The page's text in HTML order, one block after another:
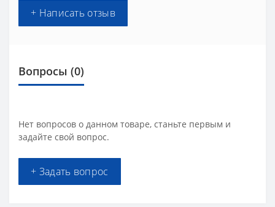
+ Написать отзыв
Вопросы (0)
Нет вопросов о данном товаре, станьте первым и
задайте свой вопрос.
+ Задать вопрос